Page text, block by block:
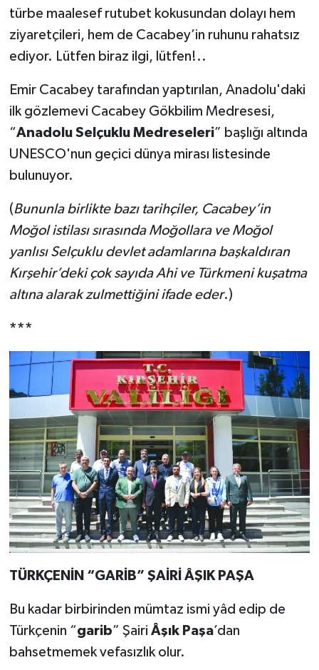
türbe maalesef rutubet kokusundan dolayı hem
ziyaretçileri, hem de Cacabey’in ruhunu rahatsız
ediyor. Lütfen biraz ilgi, lütfen!..
Emir Cacabey tarafından yaptırılan, Anadolu'daki
ilk gözlemevi Cacabey Gökbilim Medresesi,
“Anadolu Selçuklu Medreseleri” başlığı altında
UNESCO'nun geçici dünya mirası listesinde
bulunuyor.
(Bununla birlikte bazı tarihçiler, Cacabey’in
Moğol istilası sırasında Moğollara ve Moğol
yanlısı Selçuklu devlet adamlarına başkaldıran
Kırşehir’deki çok sayıda Ahi ve Türkmeni kuşatma
altına alarak zulmettiğini ifade eder.)
***
TÜRKÇENİN “GARİB” ŞAİRİ ÂŞIK PAŞA
Bu kadar birbirinden mümtaz ismi yâd edip de
Türkçenin “garib” Şairi Âşık Paşa’dan
bahsetmemek vefasızlık olur.